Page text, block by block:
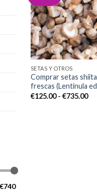
€740
SETAS Y OTROS
Comprar setas
frescas (Lentinula
€125.00 - €735.00